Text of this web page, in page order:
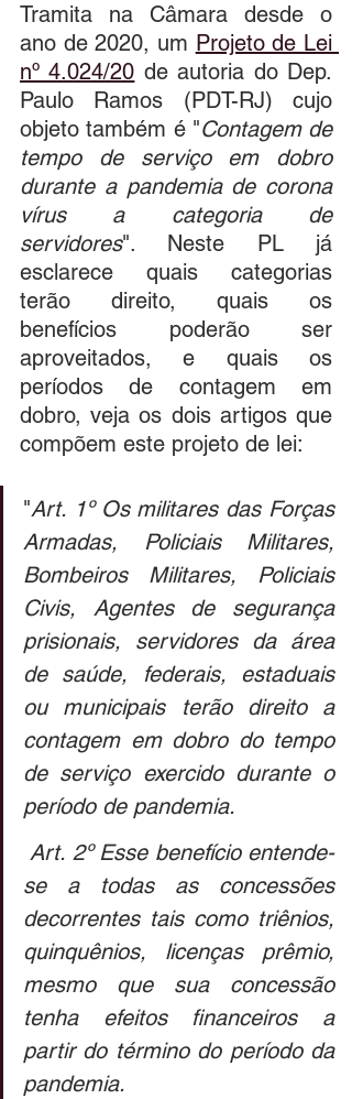
Tramita na Câmara desde o
ano de 2020, um Projeto de Lei
nº 4.024/20 de autoria do Dep.
Paulo Ramos (PDT-RJ) cujo
objeto também é "Contagem de
tempo de serviço em dobro
durante a pandemia de corona
vírus a categoria de
servidores". Neste PL já
esclarece quais categorias
terão direito, quais os
benefícios poderão ser
aproveitados, e quais os
períodos de contagem em
dobro, veja os dois artigos que
compõem este projeto de lei:
"Art. 1º Os militares das Forças
Armadas, Policiais Militares,
Bombeiros Militares, Policiais
Civis, Agentes de segurança
prisionais, servidores da área
de saúde, federais, estaduais
ou municipais terão direito a
contagem em dobro do tempo
de serviço exercido durante o
período de pandemia.
Art. 2º Esse benefício entende-
se a todas as concessões
decorrentes tais como triênios,
quinquênios, licenças prêmio,
mesmo que sua concessão
tenha efeitos financeiros a
partir do término do período da
pandemia.